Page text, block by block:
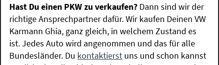
Hast Du einen PKW zu verkaufen? Dann sind wir der
richtige Ansprechpartner dafür. Wir kaufen Deinen VW
Karmann Ghia, ganz gleich, in welchem Zustand es
ist. Jedes Auto wird angenommen und das für alle
Bundesländer. Du kontaktierst uns und schon kannst